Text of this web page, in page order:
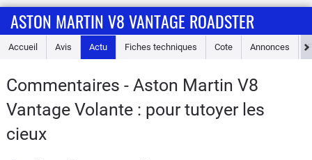
Accueil
Essais
Guide
d'achat
ASTON MARTIN V8 VANTAGE ROADSTER
Accueil Avis Actu Fiches techniques Cote Annonces
Commentaires - Aston Martin V8
Vantage Volante : pour tutoyer les
cieux